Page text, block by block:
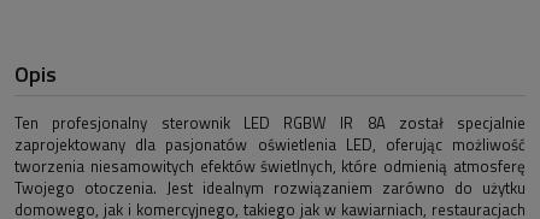
Opis
Ten profesjonalny sterownik LED RGBW IR 8A został specjalnie
zaprojektowany dla pasjonatów oświetlenia LED, oferując możliwość
tworzenia niesamowitych efektów świetlnych, które odmienią atmosferę
Twojego otoczenia. Jest idealnym rozwiązaniem zarówno do użytku
domowego, jak i komercyjnego, takiego jak w kawiarniach, restauracjach